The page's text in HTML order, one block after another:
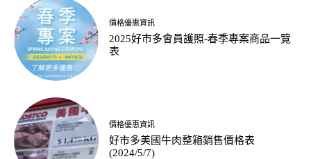
價格優惠資訊
2025好市多會員護照-春季專案商品一覽
表
價格優惠資訊
好市多美國牛肉整箱銷售價格表
(2024/5/7)